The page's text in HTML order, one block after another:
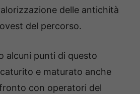
delle antichità
del percorso.
alcuni punti di questo
e maturato anche
con operatori del